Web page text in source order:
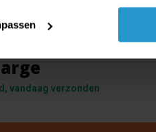
- Geur
lamp -
vandaag verzonden